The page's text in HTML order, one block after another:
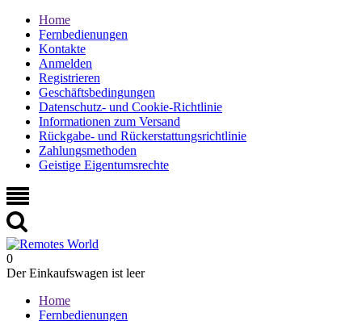
Home
Fernbedienungen
Kontakte
Anmelden
Registrieren
Geschäftsbedingungen
Datenschutz- und Cookie-Richtlinie
Informationen zum Versand
Rückgabe- und Rückerstattungsrichtlinie
Zahlungsmethoden
Geistige Eigentumsrechte
0
Der Einkaufswagen ist leer
Home
Fernbedienungen